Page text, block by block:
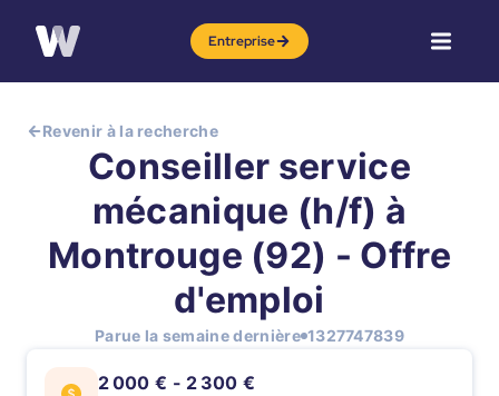
Entreprise
Revenir à la recherche
Conseiller service
mécanique (h/f) à
Montrouge (92) - Offre
d'emploi
Parue la semaine dernière 1327747839
2 000 € - 2 300 €